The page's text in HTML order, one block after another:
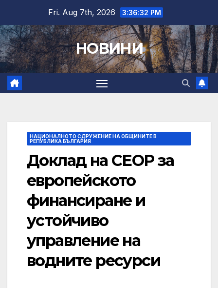
content
Fri. Aug 7th, 2026 3:36:33 PM
НОВИНИ
НАЦИОНАЛНОТО СДРУЖЕНИЕ НА ОБЩИНИТЕ В
РЕПУБЛИКА БЪЛГАРИЯ
Доклад на СЕОР за
европейското
финансиране и
устойчиво
управление на
водните ресурси